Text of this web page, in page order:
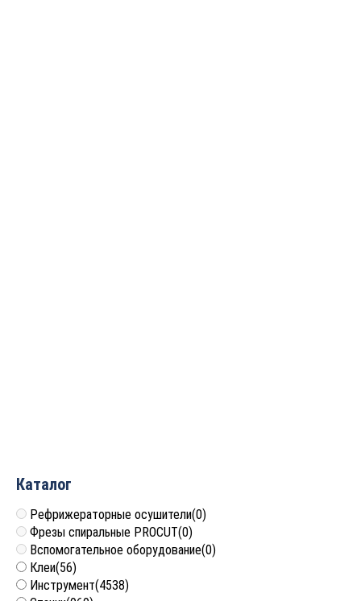
Каталог
Рефрижераторные осушители(0)
Фрезы спиральные PROCUT(0)
Вспомогательное оборудование(0)
Клеи(56)
Инструмент(4538)